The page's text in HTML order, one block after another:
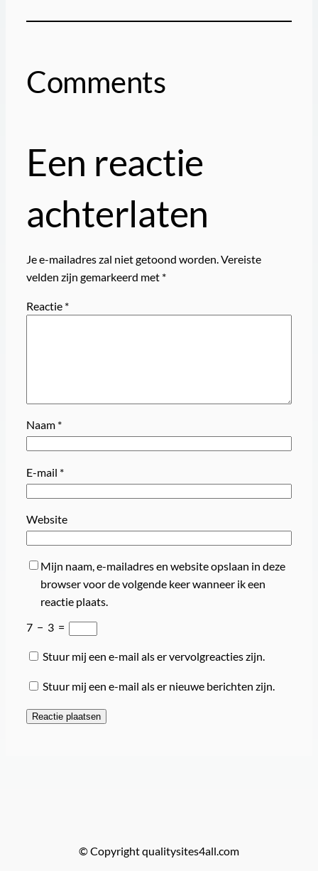
Comments
Een reactie
achterlaten
Je e-mailadres zal niet getoond worden.Vereiste
velden zijn gemarkeerd met *
Reactie *
Naam *
E-mail *
Website
Mijn naam, e-mailadres en website opslaan in deze
browser voor de volgende keer wanneer ik een
reactie plaats.
7 − 3 =
Stuur mij een e-mail als er vervolgreacties zijn.
Stuur mij een e-mail als er nieuwe berichten zijn.
© Copyright qualitysites4all.com